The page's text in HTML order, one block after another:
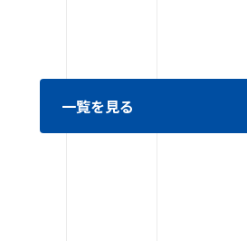
一覧を見る